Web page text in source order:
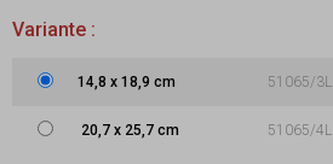
Variante :
14,8x 18,9 cm 51065/3L
20,7x 25,7 cm 51065/4L